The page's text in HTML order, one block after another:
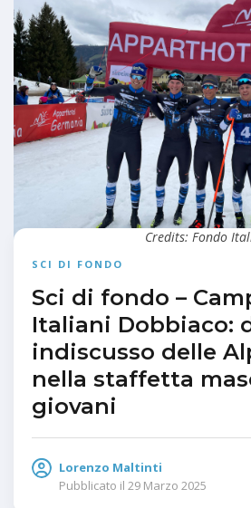
SCI DI FONDO
Sci di fondo –
Italiani Dobbiaco:
indiscusso delle
nella staffetta
giovani
Lorenzo Maltinti
Pubblicato il 29 Marzo 2025
Credits: Fondo